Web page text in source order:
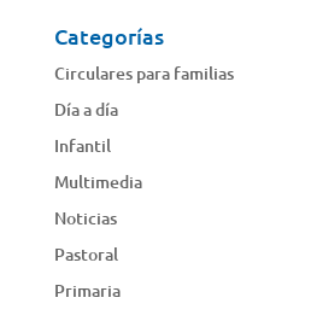
Categorías
Circulares para familias
Día a día
Infantil
Multimedia
Noticias
Pastoral
Primaria